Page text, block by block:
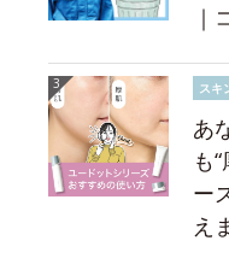
｜
スキ
あ
も
ー
え